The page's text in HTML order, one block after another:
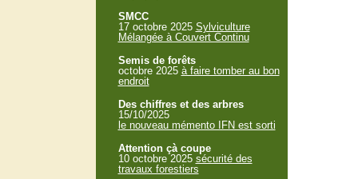
SMCC
17 octobre 2025 Sylviculture
Mélangée à Couvert Continu
Semis de forêts
octobre 2025 à faire tomber au bon
endroit
Des chiffres et des arbres
15/10/2025
le nouveau mémento IFN est sorti
Attention çà coupe
10 octobre 2025 sécurité des
travaux forestiers